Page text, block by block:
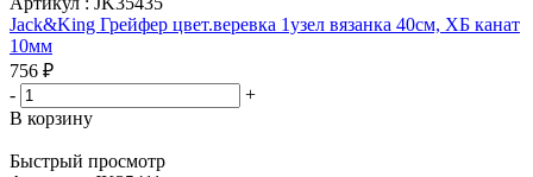
Jack&King Грейфер цвет.веревка 1узел вязанка 40см, ХБ канат
10мм
756 ₽
-
+
В корзину
Быстрый просмотр